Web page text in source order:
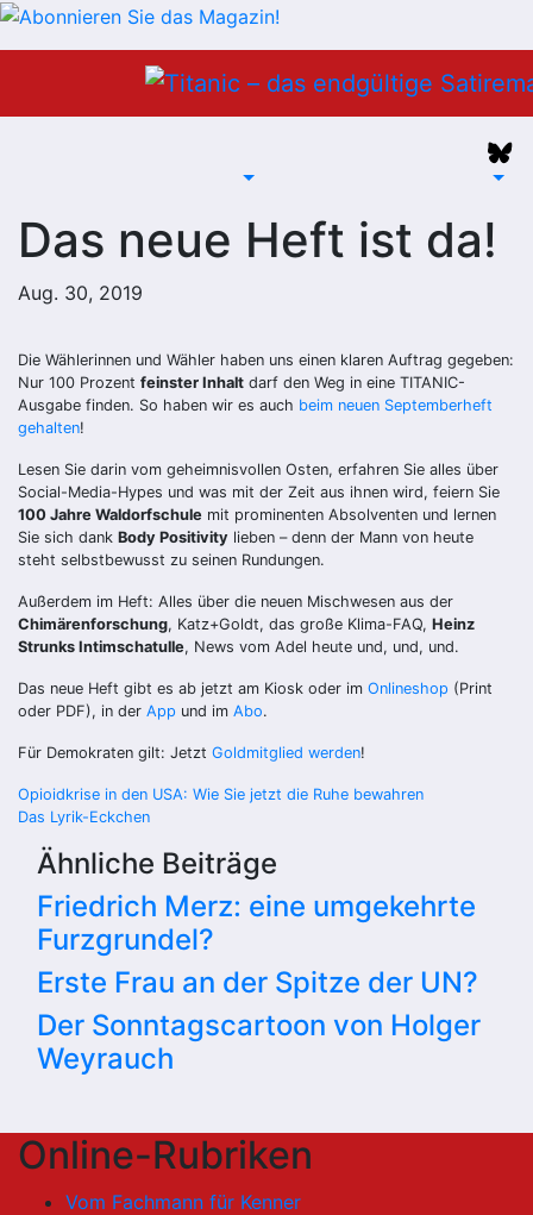
Das neue Heft ist da!
Aug. 30, 2019
Die Wählerinnen und Wähler haben uns einen klaren Auftrag gegeben:
Nur 100 Prozent feinster Inhalt darf den Weg in eine TITANIC-
Ausgabe finden. So haben wir es auch beim neuen Septemberheft
gehalten!
Lesen Sie darin vom geheimnisvollen Osten, erfahren Sie alles über
Social-Media-Hypes und was mit der Zeit aus ihnen wird, feiern Sie
100 Jahre Waldorfschule mit prominenten Absolventen und lernen
Sie sich dank Body Positivity lieben – denn der Mann von heute
steht selbstbewusst zu seinen Rundungen.
Außerdem im Heft: Alles über die neuen Mischwesen aus der
Chimärenforschung, Katz+Goldt, das große Klima-FAQ, Heinz
Strunks Intimschatulle, News vom Adel heute und, und, und.
Das neue Heft gibt es ab jetzt am Kiosk oder im Onlineshop (Print
oder PDF), in der App und im Abo.
Für Demokraten gilt: Jetzt Goldmitglied werden!
Beitragsnavigation
Opioidkrise in den USA: Wie Sie jetzt die Ruhe bewahren
Das Lyrik-Eckchen
Ähnliche Beiträge
Friedrich Merz: eine umgekehrte
Furzgrundel?
Erste Frau an der Spitze der UN?
Der Sonntagscartoon von Holger
Weyrauch
Online-Rubriken
Vom Fachmann für Kenner